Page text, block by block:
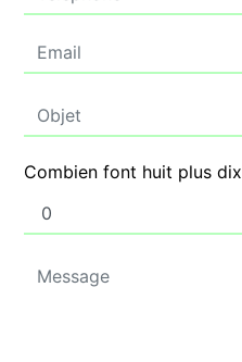
Combien font huit plus dix